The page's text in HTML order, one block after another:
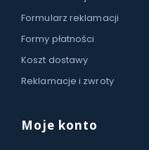
Formularz reklamacji
Formy płatności
Koszt dostawy
Reklamacje i zwroty
Moje konto